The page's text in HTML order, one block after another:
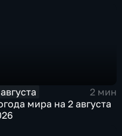
2 мин
мира на 2 августа